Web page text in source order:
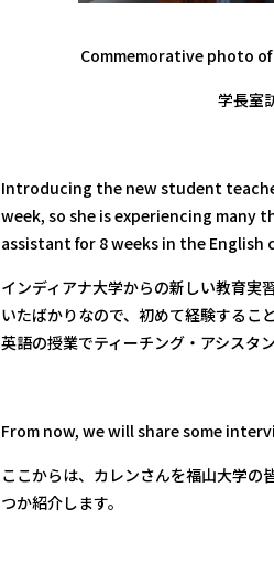
Commemorative photo
学長室
Introducing the new student
week, so she is experiencing
assistant for 8 weeks in the English
インディアナ大学からの新しい教育実
いたばかりなので、初めて経験するこ
英語の授業でティーチング・アシスタ
From now, we will share some
ここからは、カレンさんを福山大学の
つか紹介します。